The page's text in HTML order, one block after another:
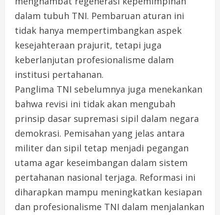
dalam tubuh TNI. Pembaruan aturan ini
tidak hanya mempertimbangkan aspek
kesejahteraan prajurit, tetapi juga
keberlanjutan profesionalisme dalam
institusi pertahanan.
Panglima TNI sebelumnya juga menekankan
bahwa revisi ini tidak akan mengubah
prinsip dasar supremasi sipil dalam negara
demokrasi. Pemisahan yang jelas antara
militer dan sipil tetap menjadi pegangan
utama agar keseimbangan dalam sistem
pertahanan nasional terjaga. Reformasi ini
diharapkan mampu meningkatkan kesiapan
dan profesionalisme TNI dalam menjalankan